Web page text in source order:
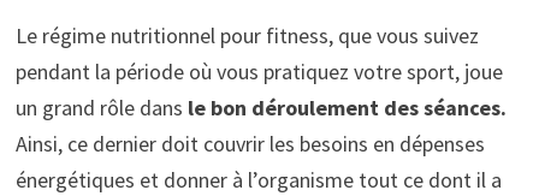
Le régime nutritionnel pour fitness, que vous suivez
pendant la période où vous pratiquez votre sport, joue
un grand rôle dans le bon déroulement des séances.
Ainsi, ce dernier doit couvrir les besoins en dépenses
énergétiques et donner à l’organisme tout ce dont il a